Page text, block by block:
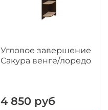
Угловое завершение
Сакура венге/лоредо
4 850 руб